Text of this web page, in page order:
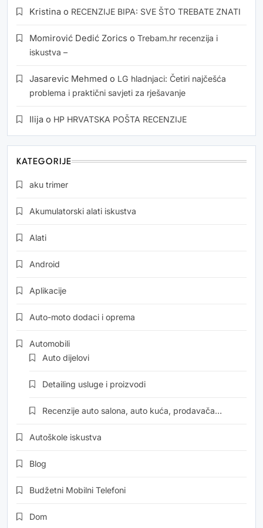
Kristina o RECENZIJE BIPA: SVE ŠTO TREBATE ZNATI
Momirović Dedić Zorics o Trebam.hr recenzija i
iskustva –
Jasarevic Mehmed o LG hladnjaci: Četiri najčešća
problema i praktični savjeti za rješavanje
Ilija o HP HRVATSKA POŠTA RECENZIJE
KATEGORIJE
aku trimer
Akumulatorski alati iskustva
Alati
Android
Aplikacije
Auto-moto dodaci i oprema
Automobili
Auto dijelovi
Detailing usluge i proizvodi
Recenzije auto salona, auto kuća, prodavača…
Autoškole iskustva
Blog
Budžetni Mobilni Telefoni
Dom